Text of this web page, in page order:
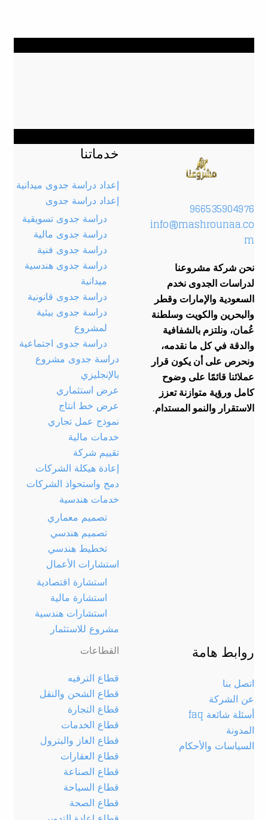
966535904976
info@mashrounaa.co
m
نحن شركة مشروعنا
لدراسات الجدوى نخدم
السعودية والإمارات وقطر
والبحرين والكويت وسلطنة
عُمان، ونلتزم بالشفافية
والدقة في كل ما نقدمه،
ونحرص على أن يكون قرار
عملائنا قائمًا على وضوح
كامل ورؤية متوازنة تعزز
الاستقرار والنمو المستدام.
خدماتنا
إعداد دراسة جدوى ميدانية
إعداد دراسة جدوى
دراسة جدوى تسويقية
دراسة جدوى مالية
دراسة جدوى فنية
دراسة جدوى هندسية
ميدانية
دراسة جدوى قانونية
دراسة جدوى بيئية
لمشروع
دراسة جدوى اجتماعية
دراسة جدوى مشروع
بالإنجليزي
عرض استثماري
عرض خط انتاج
نموذج عمل تجاري
خدمات مالية
تقييم شركة
إعادة هيكلة الشركات
دمج واستحواذ الشركات
خدمات هندسية
تصميم معماري
تصميم هندسي
تخطيط هندسي
استشارات الأعمال
استشارة اقتصادية
استشارة مالية
استشارات هندسية
مشروع للاستثمار
روابط هامة
اتصل بنا
عن الشركة
أسئلة شائعة faq
المدونة
السياسات والأحكام
القطاعات
قطاع الترفيه
قطاع الشحن والنقل
قطاع التجارة
قطاع الخدمات
قطاع الغاز والبترول
قطاع العقارات
قطاع الصناعة
قطاع السياحة
قطاع الصحة